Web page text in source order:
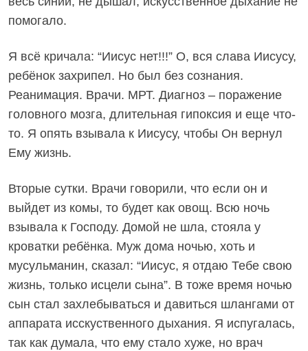
помогало.
Я всё кричала: “Иисус нет!!!” О, вся слава Иисусу,
ребёнок захрипел. Но был без сознания.
Реанимация. Врачи. МРТ. Диагноз – поражение
головного мозга, длительная гипоксия и еще что-
то. Я опять взывала к Иисусу, чтобы Он вернул
Ему жизнь.
Вторые сутки. Врачи говорили, что если он и
выйдет из комы, то будет как овощ. Всю ночь
взывала к Господу. Домой не шла, стояла у
кроватки ребёнка. Муж дома ночью, хоть и
мусульманин, сказал: “Иисус, я отдаю Тебе свою
жизнь, только исцели сына”. В тоже время ночью
сын стал захлебываться и давиться шлангами от
аппарата исcкуственного дыхания. Я испугалась,
так как думала, что ему стало хуже, но врач